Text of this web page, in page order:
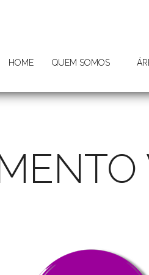
HOME QUEM SOMOS